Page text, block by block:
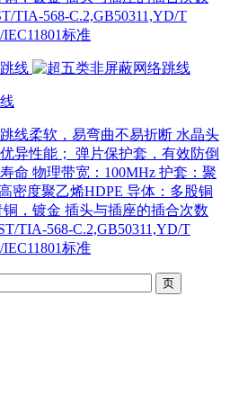
TIA-568-C.2,GB50311,YD/T
IEC11801标准
线柔软，易弯曲不易折断 水晶头
异性能； 弹片保护套，有效防倒
命 物理带宽：100MHz 护套：聚
密度聚乙烯HDPE 导体：多股铜
，镀金 插头与插座的插合次数
TIA-568-C.2,GB50311,YD/T
标准